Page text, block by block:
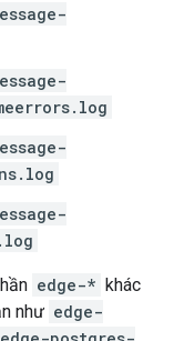
edge-* khác
như edge-